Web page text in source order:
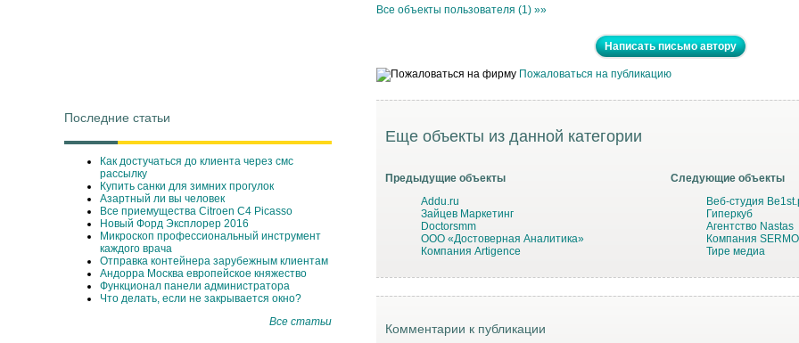
Последние статьи
Как достучаться до клиента через смс
рассылку
Купить санки для зимних прогулок
Азартный ли вы человек
Все приемущества Сitroen C4 Picasso
Новый Форд Эксплорер 2016
Микроскоп профессиональный инструмент
каждого врача
Отправка контейнера зарубежным клиентам
Андорра Москва европейское княжество
Функционал панели администратора
Что делать, если не закрывается окно?
Все статьи
Все объекты пользователя (1) »»
Написать письмо автору
Пожаловаться на публикацию
Еще объекты из данной категории
Предыдущие объекты
Addu.ru
Зайцев Маркетинг
Doctorsmm
ООО «Достоверная Аналитика»
Компания Artigence
Следующие объекты
Веб-студия
Гиперкуб
Агентство Nastas
Компания
Тире медиа
Комментарии к публикации